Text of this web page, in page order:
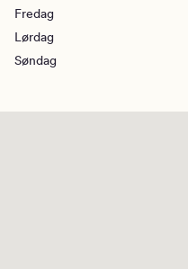
Fredag
Lørdag
Søndag